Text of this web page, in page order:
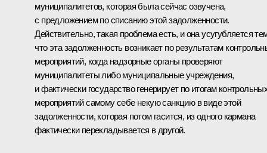
муниципалитетов, которая была сейчас озвучена,
с предложением по списанию этой задолженности.
Действительно, такая проблема есть, и она усугубляется
что эта задолженность возникает по результатам
мероприятий, когда надзорные органы проверяют
муниципалитеты либо муниципальные учреждения,
и фактически государство генерирует по итогам
мероприятий самому себе некую санкцию в виде этой
задолженности, которая потом гасится, из одного кармана
фактически перекладывается в другой.